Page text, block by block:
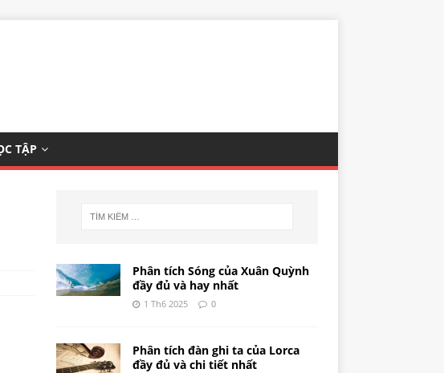
TẬP
Phân tích Sóng của Xuân Quỳnh
đầy đủ và hay nhất
1 Th6 2025 0
Phân tích đàn ghi ta của Lorca
đầy đủ và chi tiết nhất